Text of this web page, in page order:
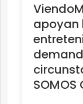
apoyan
SOMOS